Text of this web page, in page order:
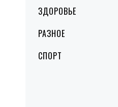
ЗДОРОВЬЕ
РАЗНОЕ
СПОРТ